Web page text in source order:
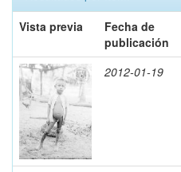
Vista previa
Fecha de
publicación
2012-01-19